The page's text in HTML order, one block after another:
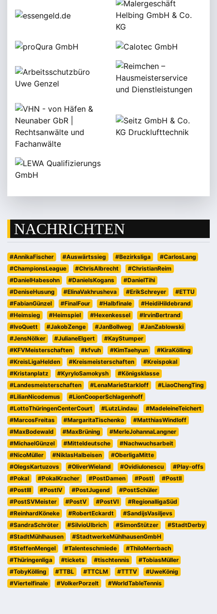
NACHRICHTEN
#AnnikaFischer #Auswärtssieg #Bezirksliga
#CarlosLang
#ChampionsLeague
#ChrisAlbrecht
#ChristianReim
#DanielHabesohn
#DanielsKogans
#DanielTihi
#DeniseHusung
#ElinaVakhrusheva #ErikSchreyer
#ETTU
#FabianGünzel
#FinalFour #Halbfinale
#HeidiHildebrand
#Heimsieg
#Heimspiel #Hexenkessel
#IrvinBertrand
#IvoQuett
#JakobZenge #JanBollweg
#JanZablowski
#JensNölker
#JulianeElgert
#KayStumper
#KFVMeisterschaften
#kfvuh #KimTaehyun
#KiraKölling
#KreisLigaHelden
#Kreismeisterschaften
#Kreispokal
#Kristanplatz
#KyryloSamokysh
#Königsklasse
#Landesmeisterschaften
#LenaMarieStarkloff
#LiaoChengTing
#LilianNicodemus
#LionCooperSchlagenhoff
#LottoThüringenCenterCourt
#LutzLindau
#MadeleineTeichert
#MarcosFreitas
#MargaritaTischenko
#MatthiasWindloff
#MaxBodewald
#MaxBrüning
#MerleJohannaLangner
#MichaelGünzel
#Mitteldeutsche
#Nachwuchsarbeit
#NicoMüller
#NiklasHalbeisen
#OberligaMitte
#OlegsKartuzovs
#OliverWieland #OvidiuIonescu
#Play-offs
#Pokal
#PokalKracher #PostDamen #PostI
#PostII
#PostIII
#PostIV #PostJugend
#PostSchüler
#PostSVMeister
#PostV #PostVI
#RegionalligaSüd
#ReinhardKöneke
#RobertEckardt
#SandijsVasiljevs
#SandraSchröter
#SilvioUlbrich #SimonStützer
#StadtDerby
#StadtMühlhausen
#StadtwerkeMühlhausenGmbH
#SteffenMengel
#Talenteschmiede
#ThiloMerrbach
#Thüringenliga
#tickets #tischtennis
#TobiasMüller
#TobyKölling
#TTBL #TTCLM #TTTV
#UweKönig
#Viertelfinale
#VolkerPorzelt #WorldTableTennis